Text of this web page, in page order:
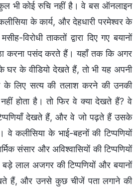
भी कोई रुचि नहीं है। वे बस ऑनलाइन
के कार्य, और देहधारी परमेश्वर के
विरोधी ताकतों द्वारा दिए गए बयानों
करना पसंद करते हैं। यहाँ तक कि अगर
घर के वीडियो देखते हैं, तो भी यह अपनी
लिए सत्य की तलाश करने की उनकी
होता है। तो फिर वे क्या देखते हैं? वे
देखते हैं, और वे जो पढ़ते हैं उसके
कलीसिया के भाई-बहनों की टिप्पणियों
संसार और अविश्वासियों की टिप्पणियों
लाल अजगर की टिप्पणियों और बयानों
हैं, और उनसे कुछ चीजें पता लगाने की